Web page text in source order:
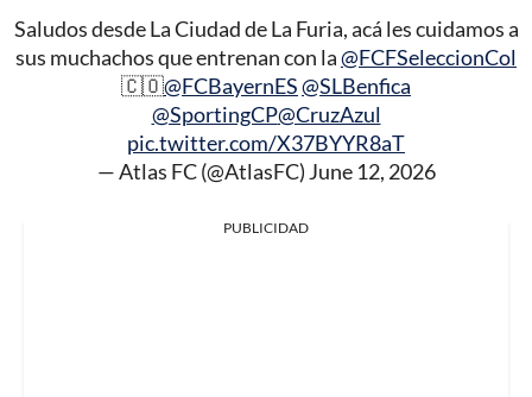
Saludos desde La Ciudad de La Furia, acá les cuidamos a
sus muchachos que entrenan con la@FCFSeleccionCol
🇨🇴@FCBayernES@SLBenfica
@SportingCP@CruzAzul
pic.twitter.com/X37BYYR8aT
— Atlas FC (@AtlasFC) June 12, 2026
PUBLICIDAD